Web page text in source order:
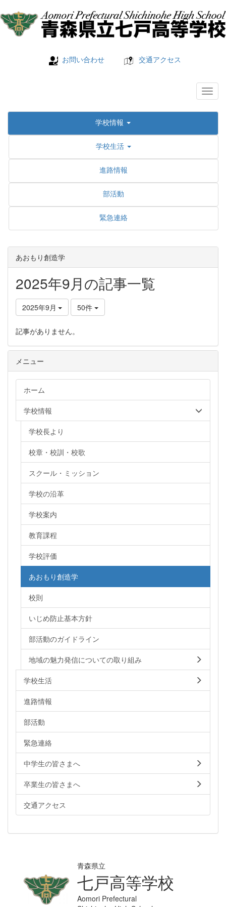
お問い合わせ 交通アクセス
学校情報
学校生活
進路情報
部活動
緊急連絡
あおもり創造学
2025年9月の記事一覧
2025年9月 50件
記事がありません。
メニュー
ホーム
学校情報
学校長より
校章・校訓・校歌
スクール・ミッション
学校の沿革
学校案内
教育課程
学校評価
あおもり創造学
校則
いじめ防止基本方針
部活動のガイドライン
地域の魅力発信についての取り組み
学校生活
進路情報
部活動
緊急連絡
中学生の皆さまへ
卒業生の皆さまへ
交通アクセス
青森県立
七戸高等学校
Aomori Prefectural